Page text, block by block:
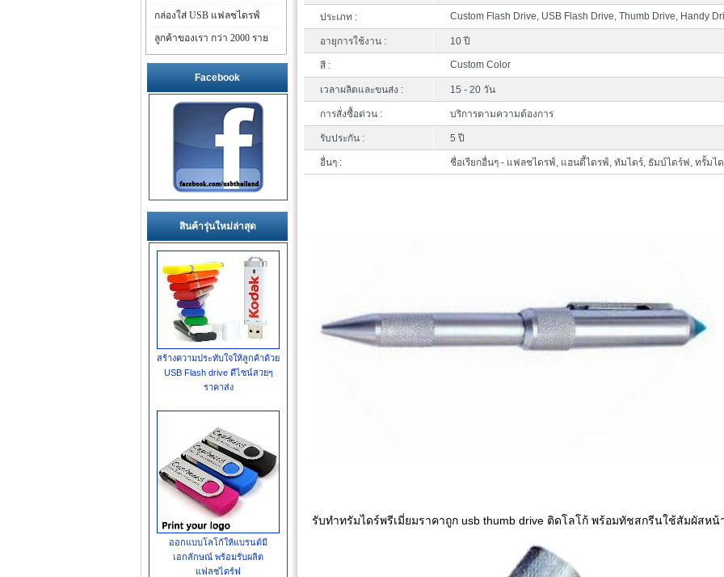
ประเภท : Custom Flash Drive, USB Flash Drive, Thumb Drive, Handy
อายุการใช้งาน : 10 ปี
สี : Custom Color
เวลาผลิตและขนส่ง : 15 - 20 วัน
การสั่งซื้อด่วน : บริการตามความต้องการ
รับประกัน : 5 ปี
อื่นๆ : ชื่อเรียกอื่นๆ - แฟลชไดรฟ์, แฮนดี้ไดรฟ์, ทัมไดร์, ธัมบ์ไดร์ฟ, ทรั้มไ
รับทำทรัมไดร์พรีเมี่ยมราคาถูก usb thumb drive ติดโลโก้ พร้อมทัชสกรีนใช้สัมผัสหน้
กล่องใส่ USB แฟลชไดรฟ์
ลูกค้าของเรา กว่า 2000 ราย
Facebook
สินค้ารุ่นใหม่ล่าสุด
สร้างความประทับใจให้ลูกค้าด้วย
USB Flash drive ดีไซน์สวยๆ
ราคาส่ง
ออกแบบโลโก้ให้แบรนด์มี
เอกลักษณ์ พร้อมรับผลิต
แฟลชไดร์ฟ